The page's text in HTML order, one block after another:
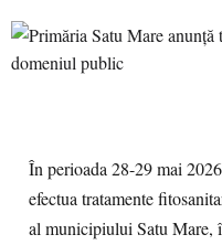
În perioada 28-29 mai
efectua tratamente
al municipiului Satu Mare,